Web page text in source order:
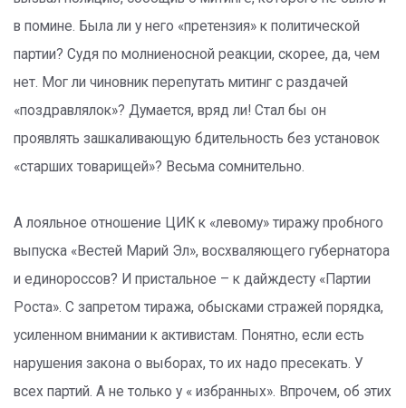
в помине. Была ли у него «претензия» к политической
партии? Судя по молниеносной реакции, скорее, да, чем
нет. Мог ли чиновник перепутать митинг с раздачей
«поздравлялок»? Думается, вряд ли! Стал бы он
проявлять зашкаливающую бдительность без установок
«старших товарищей»? Весьма сомнительно.
А лояльное отношение ЦИК к «левому» тиражу пробного
выпуска «Вестей Марий Эл», восхваляющего губернатора
и единороссов? И пристальное – к дайждесту «Партии
Роста». С запретом тиража, обысками стражей порядка,
усиленном внимании к активистам. Понятно, если есть
нарушения закона о выборах, то их надо пресекать. У
всех партий. А не только у « избранных». Впрочем, об этих